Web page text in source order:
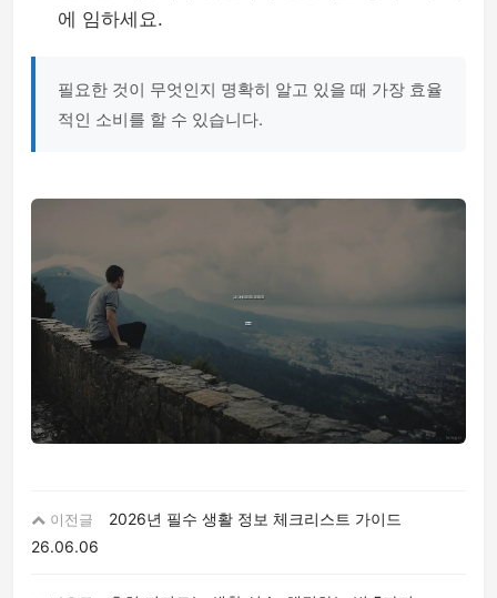
에 임하세요.
필요한 것이 무엇인지 명확히 알고 있을 때 가장 효율
적인 소비를 할 수 있습니다.
이전글
2026년 필수 생활 정보 체크리스트 가이드
26.06.06